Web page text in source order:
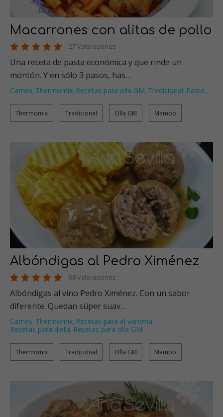
Macarrones con alitas de pollo
27 Valoraciones
Una receta de pasta económica y que rinde un
montón. Y en sólo 3 pasos, has…
Carnes, Thermomix, Recetas para olla GM, Tradicional, Pasta…
Thermomix Tradicional Olla GM Mambo
Albóndigas al Pedro Ximénez
68 Valoraciones
Albóndigas al vino Pedro Ximénez. Con un sabor
diferente. Quedan súper suav…
Carnes, Thermomix, Recetas para el varoma,
Recetas para dieta, Recetas para olla GM…
Thermomix Tradicional Olla GM Mambo